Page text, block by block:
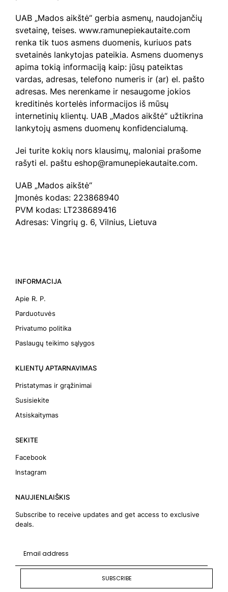
UAB „Mados aikštė“ gerbia asmenų, naudojančių
svetainę, teises. www.ramunepiekautaite.com
renka tik tuos asmens duomenis, kuriuos pats
svetainės lankytojas pateikia. Asmens duomenys
apima tokią informaciją kaip: jūsų pateiktas
vardas, adresas, telefono numeris ir (ar) el. pašto
adresas. Mes nerenkame ir nesaugome jokios
kreditinės kortelės informacijos iš mūsų
internetinių klientų. UAB „Mados aikštė“ užtikrina
lankytojų asmens duomenų konfidencialumą.
Jei turite kokių nors klausimų, maloniai prašome
rašyti el. paštu eshop@ramunepiekautaite.com.
UAB „Mados aikštė“
Įmonės kodas: 223868940
PVM kodas: LT238689416
Adresas: Vingrių g. 6, Vilnius, Lietuva
INFORMACIJA
Apie R. P.
Parduotuvės
Privatumo politika
Paslaugų teikimo sąlygos
KLIENTŲ APTARNAVIMAS
Pristatymas ir grąžinimai
Susisiekite
Atsiskaitymas
SEKITE
Facebook
Instagram
NAUJIENLAIŠKIS
Subscribe to receive updates and get access to exclusive
deals.
SUBSCRIBE